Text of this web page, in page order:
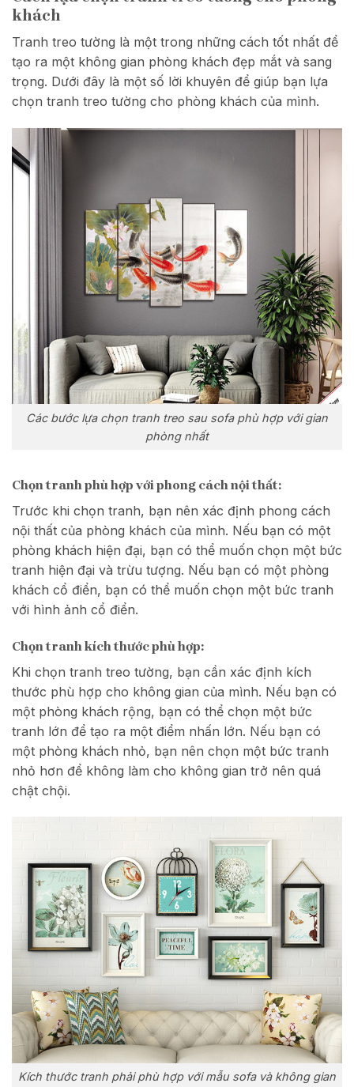
khách
Tranh treo tường là một trong những cách tốt nhất để
tạo ra một không gian phòng khách đẹp mắt và sang
trọng. Dưới đây là một số lời khuyên để giúp bạn lựa
chọn tranh treo tường cho phòng khách của mình.
Các bước lựa chọn tranh treo sau sofa phù hợp với gian
phòng nhất
Chọn tranh phù hợp với phong cách nội thất:
Trước khi chọn tranh, bạn nên xác định phong cách
nội thất của phòng khách của mình. Nếu bạn có một
phòng khách hiện đại, bạn có thể muốn chọn một bức
tranh hiện đại và trừu tượng. Nếu bạn có một phòng
khách cổ điển, bạn có thể muốn chọn một bức tranh
với hình ảnh cổ điển.
Chọn tranh kích thước phù hợp:
Khi chọn tranh treo tường, bạn cần xác định kích
thước phù hợp cho không gian của mình. Nếu bạn có
một phòng khách rộng, bạn có thể chọn một bức
tranh lớn để tạo ra một điểm nhấn lớn. Nếu bạn có
một phòng khách nhỏ, bạn nên chọn một bức tranh
nhỏ hơn để không làm cho không gian trở nên quá
chật chội.
Kích thước tranh phải phù hợp với mẫu sofa và không gian